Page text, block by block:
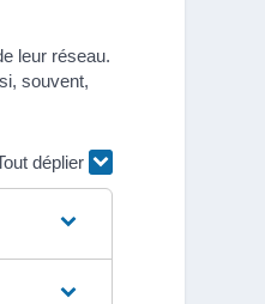
leur réseau.
souvent,
déplier